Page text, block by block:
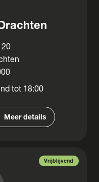
tot 18:00
Meer details
Vrijblijvend